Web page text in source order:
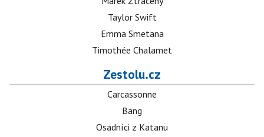
Taylor Swift
Emma Smetana
Timothée Chalamet
Zestolu.cz
Carcassonne
Bang
Osadníci z Katanu